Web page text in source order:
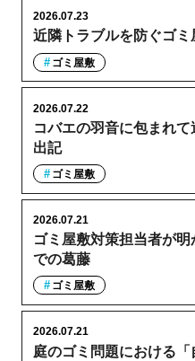
近隣トラブルを防ぐゴミ
2026.07.23
ゴミ屋敷
コバエの羽音に包まれ
出記
2026.07.22
ゴミ屋敷
ゴミ屋敷対策担当者が
での葛藤
2026.07.21
ゴミ屋敷
庭のゴミ問題における
2026.07.21